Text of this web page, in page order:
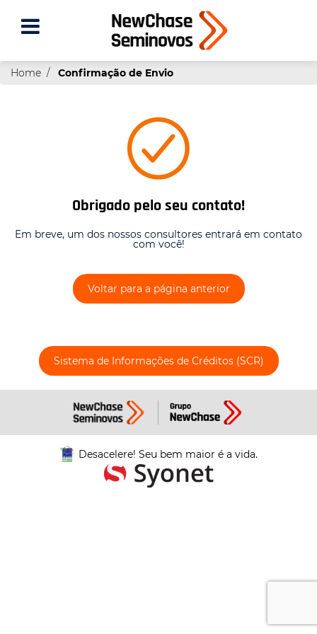
Home Confirmação de Envio
Obrigado pelo seu contato!
Em breve, um dos nossos consultores entrará em contato
com você!
Voltar para a página anterior
Sistema de Informações de Créditos (SCR)
Desacelere! Seu bem maior é a vida.